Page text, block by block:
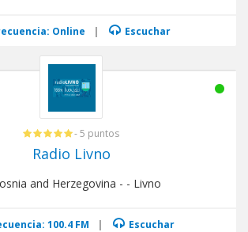
Online | Escuchar
- 5 puntos
Radio Livno
and Herzegovina - - Livno
100.4 FM | Escuchar